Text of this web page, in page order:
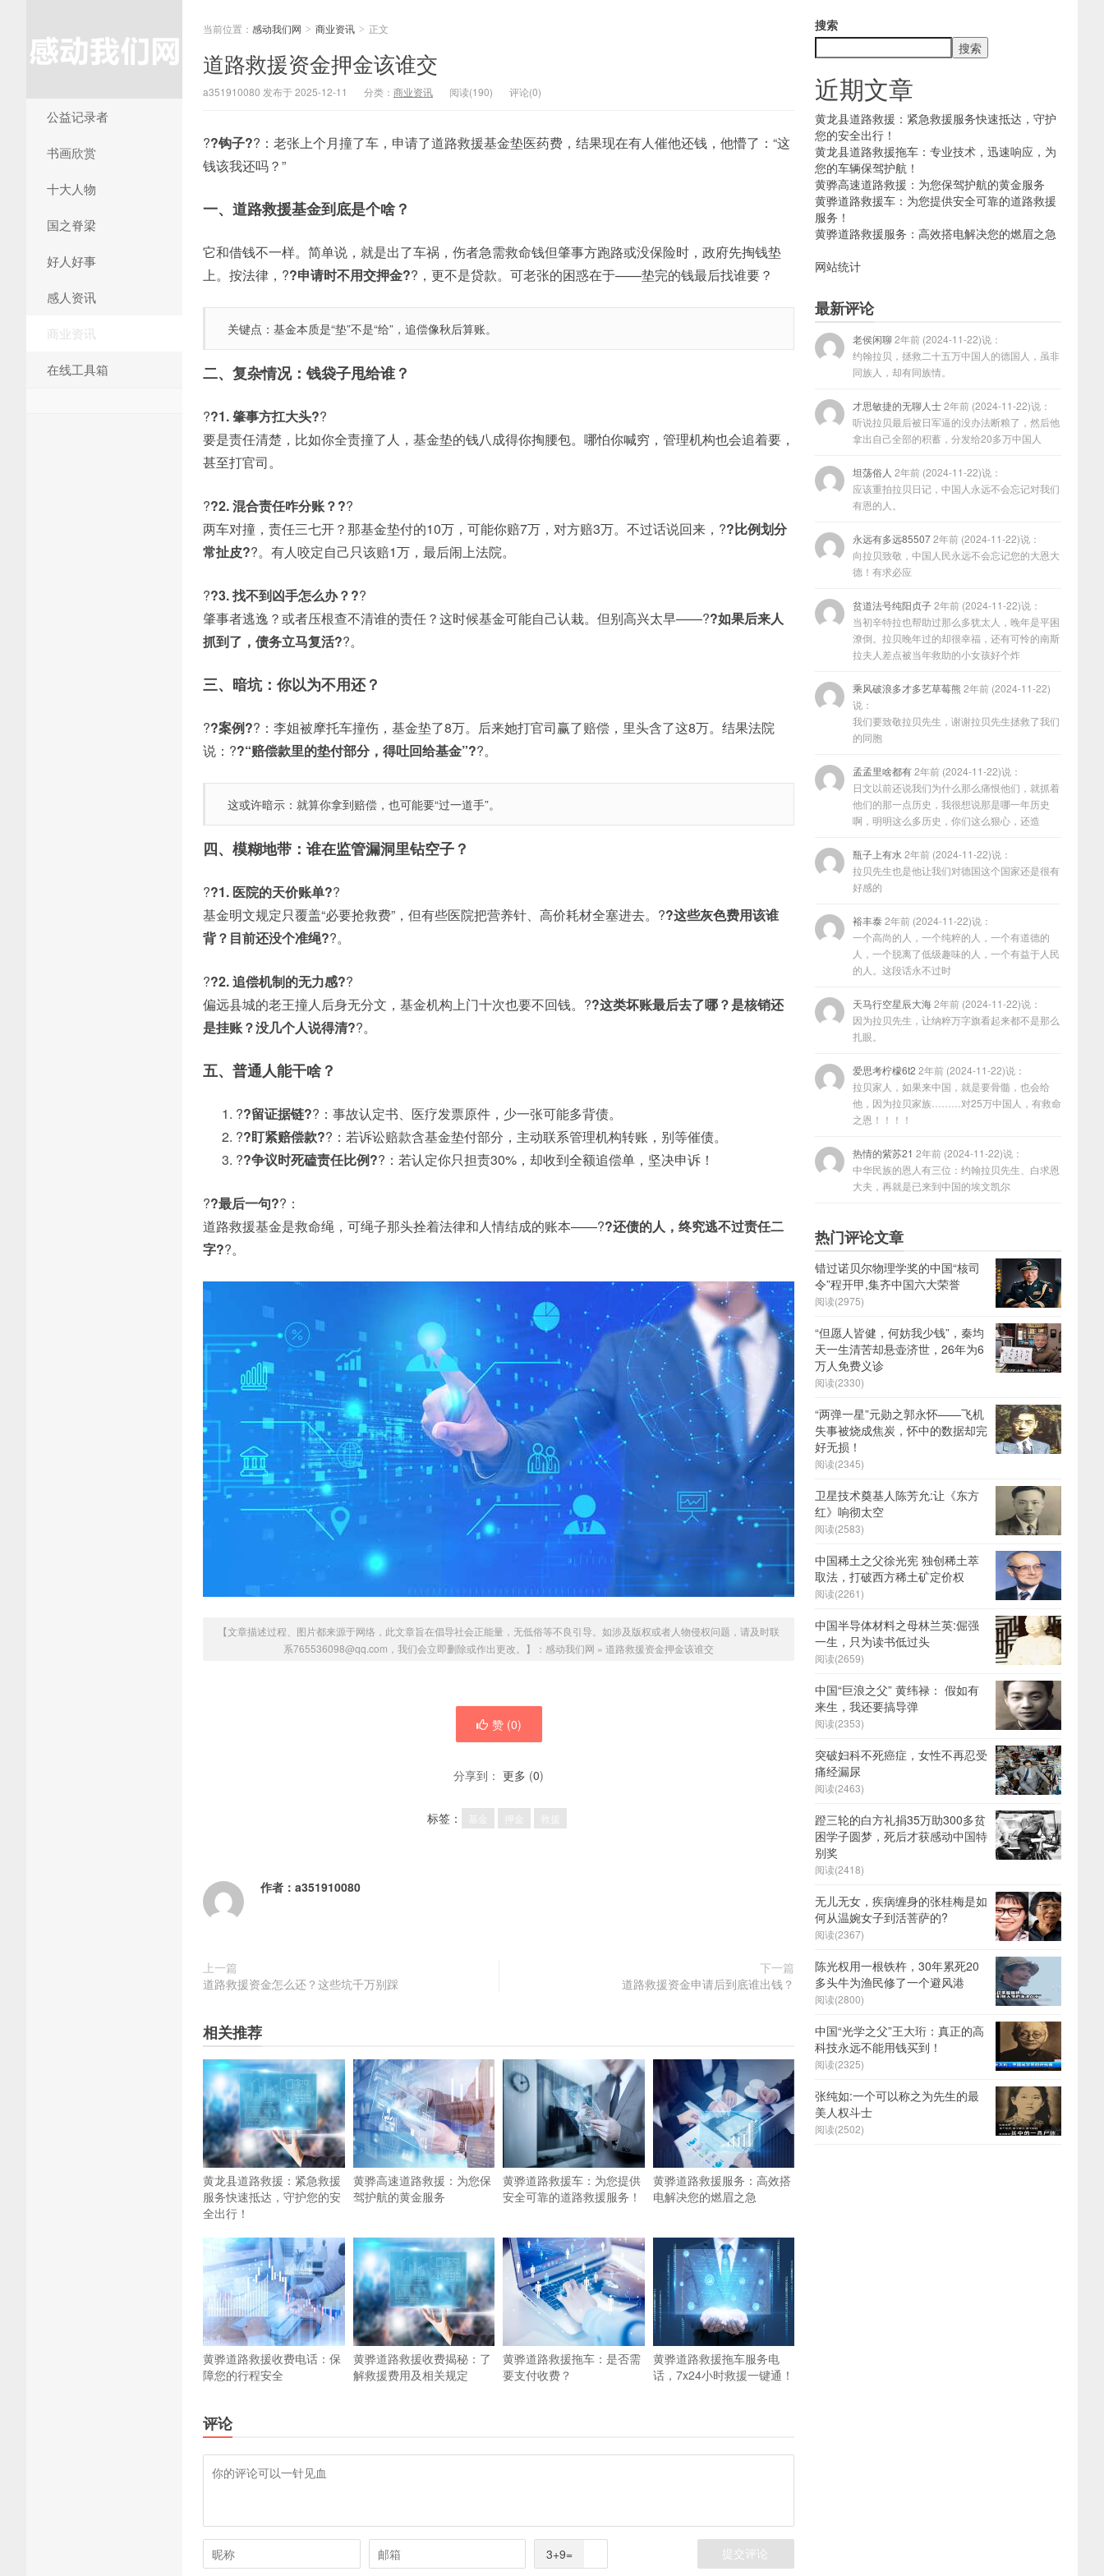
公益记录者
书画欣赏
十大人物
国之脊梁
好人好事
感人资讯
商业资讯
在线工具箱
当前位置： 感动我们网 > 商业资讯 > 正文
道路救援资金押金该谁交
a351910080 发布于 2025-12-11 分类： 商业资讯 阅读(190) 评论(0)
??钩子??：老张上个月撞了车，申请了道路救援基金垫医药费，结果现在有人催他还钱，他懵了：“这
钱该我还吗？”
一、道路救援基金到底是个啥？
它和借钱不一样。简单说，就是出了车祸，伤者急需救命钱但肇事方跑路或没保险时，政府先掏钱垫
上。按法律，??申请时不用交押金??，更不是贷款。可老张的困惑在于——垫完的钱最后找谁要？
关键点：基金本质是“垫”不是“给”，追偿像秋后算账。
二、复杂情况：钱袋子甩给谁？
??1. 肇事方扛大头??
要是责任清楚，比如你全责撞了人，基金垫的钱八成得你掏腰包。哪怕你喊穷，管理机构也会追着要，
甚至打官司。
??2. 混合责任咋分账？??
两车对撞，责任三七开？那基金垫付的10万，可能你赔7万，对方赔3万。不过话说回来，??比例划分
常扯皮??。有人咬定自己只该赔1万，最后闹上法院。
??3. 找不到凶手怎么办？??
肇事者逃逸？或者压根查不清谁的责任？这时候基金可能自己认栽。但别高兴太早——??如果后来人
抓到了，债务立马复活??。
三、暗坑：你以为不用还？
??案例??：李姐被摩托车撞伤，基金垫了8万。后来她打官司赢了赔偿，里头含了这8万。结果法院
说：??“赔偿款里的垫付部分，得吐回给基金”??。
这或许暗示：就算你拿到赔偿，也可能要“过一道手”。
四、模糊地带：谁在监管漏洞里钻空子？
??1. 医院的天价账单??
基金明文规定只覆盖“必要抢救费”，但有些医院把营养针、高价耗材全塞进去。??这些灰色费用该谁
背？目前还没个准绳??。
??2. 追偿机制的无力感??
偏远县城的老王撞人后身无分文，基金机构上门十次也要不回钱。??这类坏账最后去了哪？是核销还
是挂账？没几个人说得清??。
五、普通人能干啥？
??留证据链??：事故认定书、医疗发票原件，少一张可能多背债。
??盯紧赔偿款??：若诉讼赔款含基金垫付部分，主动联系管理机构转账，别等催债。
??争议时死磕责任比例??：若认定你只担责30%，却收到全额追偿单，坚决申诉！
??最后一句??：
道路救援基金是救命绳，可绳子那头拴着法律和人情结成的账本——??还债的人，终究逃不过责任二
字??。
【文章描述过程、图片都来源于网络，此文章旨在倡导社会正能量，无低俗等不良引导。如涉及版权或者人物侵权问题，请及时联
系765536098@qq.com，我们会立即删除或作出更改。】： 感动我们网 » 道路救援资金押金该谁交
赞 (0)
分享到： 更多 (0)
标签： 救援
作者： a351910080
上一篇
道路救援资金怎么还？这些坑千万别踩
下一篇
道路救援资金申请后到底谁出钱？
相关推荐
黄龙县道路救援：紧急救援
服务快速抵达，守护您的安
全出行！
黄骅高速道路救援：为您保
驾护航的黄金服务
黄骅道路救援车：为您提供
安全可靠的道路救援服务！
黄骅道路救援服务：高效搭
电解决您的燃眉之急
黄骅道路救援收费电话：保
障您的行程安全
黄骅道路救援收费揭秘：了
解救援费用及相关规定
黄骅道路救援拖车：是否需
要支付收费？
黄骅道路救援拖车服务电
话，7x24小时救援一键通！
评论
3+9=
搜索
搜索
近期文章
黄龙县道路救援：紧急救援服务快速抵达，守护
您的安全出行！
黄龙县道路救援拖车：专业技术，迅速响应，为
您的车辆保驾护航！
黄骅高速道路救援：为您保驾护航的黄金服务
黄骅道路救援车：为您提供安全可靠的道路救援
服务！
黄骅道路救援服务：高效搭电解决您的燃眉之急
网站统计
最新评论
老侯闲聊2年前 (2024-11-22)说：
约翰拉贝，拯救二十五万中国人的德国人，虽非
同族人，却有同族情。
才思敏捷的无聊人士2年前 (2024-11-22)说：
听说拉贝最后被日军逼的没办法断粮了，然后他
拿出自己全部的积蓄，分发给20多万中国人
坦荡俗人 2年前 (2024-11-22)说：
应该重拍拉贝日记，中国人永远不会忘记对我们
有恩的人。
永远有多远855072年前 (2024-11-22)说：
向拉贝致敬，中国人民永远不会忘记您的大恩大
德！有求必应
贫道法号纯阳贞子2年前 (2024-11-22)说：
当初辛特拉也帮助过那么多犹太人，晚年是平困
潦倒。拉贝晚年过的却很幸福，还有可怜的南斯
拉夫人差点被当年救助的小女孩好个炸
乘风破浪多才多艺草莓熊 2年前 (2024-11-22)
说：
我们要致敬拉贝先生，谢谢拉贝先生拯救了我们
的同胞
孟孟里啥都有2年前 (2024-11-22)说：
日文以前还说我们为什么那么痛恨他们，就抓着
他们的那一点历史，我很想说那是哪一年历史
啊，明明这么多历史，你们这么狠心，还造
瓶子上有水 2年前 (2024-11-22)说：
拉贝先生也是他让我们对德国这个国家还是很有
好感的
裕丰泰2年前 (2024-11-22)说：
一个高尚的人，一个纯粹的人，一个有道德的
人，一个脱离了低级趣味的人，一个有益于人民
的人。这段话永不过时
天马行空星辰大海2年前 (2024-11-22)说：
因为拉贝先生，让纳粹万字旗看起来都不是那么
扎眼。
爱思考柠檬6t2 2年前 (2024-11-22)说：
拉贝家人，如果来中国，就是要骨髓，也会给
他，因为拉贝家族………对25万中国人，有救命
之恩！！！！
热情的紫苏21 2年前 (2024-11-22)说：
中华民族的恩人有三位：约翰拉贝先生、白求恩
大夫，再就是已来到中国的埃文凯尔
热门评论文章
错过诺贝尔物理学奖的中国“核司
令”程开甲,集齐中国六大荣誉
阅读(2975)
“但愿人皆健，何妨我少钱”，秦均
天一生清苦却悬壶济世，26年为6
万人免费义诊
阅读(2330)
“两弹一星”元勋之郭永怀——飞机
失事被烧成焦炭，怀中的数据却完
好无损！
阅读(2345)
卫星技术奠基人陈芳允:让《东方
红》响彻太空
阅读(2583)
中国稀土之父徐光宪 独创稀土萃
取法，打破西方稀土矿定价权
阅读(2261)
中国半导体材料之母林兰英:倔强
一生，只为读书低过头
阅读(2659)
中国“巨浪之父” 黄纬禄： 假如有
来生，我还要搞导弹
阅读(2353)
突破妇科不死癌症，女性不再忍受
痛经漏尿
阅读(2463)
蹬三轮的白方礼捐35万助300多贫
困学子圆梦，死后才获感动中国特
别奖
阅读(2418)
无儿无女，疾病缠身的张桂梅是如
何从温婉女子到活菩萨的?
阅读(2367)
陈光权用一根铁杵，30年累死20
多头牛为渔民修了一个避风港
阅读(2800)
中国“光学之父”王大珩：真正的高
科技永远不能用钱买到！
阅读(2325)
张纯如:一个可以称之为先生的最
美人权斗士
阅读(2502)